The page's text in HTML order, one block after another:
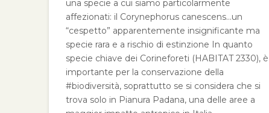
una specie a cui siamo particolarmente
affezionati: il Corynephorus canescens…un
“cespetto” apparentemente insignificante ma
specie rara e a rischio di estinzione In quanto
specie chiave dei Corineforeti (HABITAT 2330), è
importante per la conservazione della
#biodiversità, soprattutto se si considera che si
trova solo in Pianura Padana, una delle aree a